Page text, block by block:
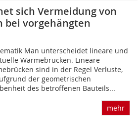
sich Vermeidung von
bei vorgehängten
Man unterscheidet lineare und
Wärmebrücken. Lineare
sind in der Regel Verluste,
der geometrischen
des betroffenen Bau­teils...
mehr